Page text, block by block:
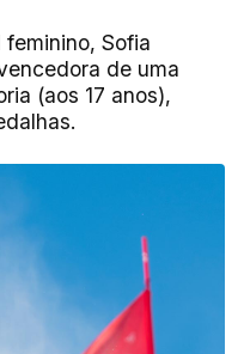
Sofia
de uma
(aos 17 anos),